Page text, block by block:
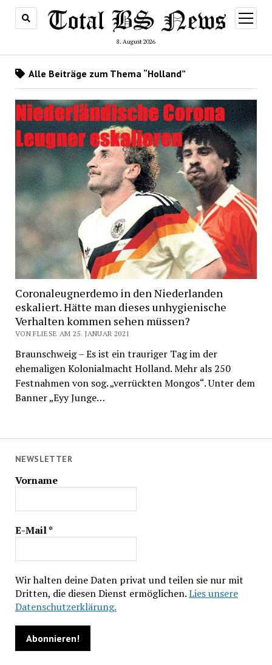
8. August 2026
Menü
öffnen
NEWSLETTER
Vorname
E-Mail*
Wir halten deine Daten privat und teilen sie nur mit
Dritten, die diesen Dienst ermöglichen.Lies unsere
Datenschutzerklärung.
Alle Beiträge zum Thema “Holland”
Coronaleugnerdemo in den Niederlanden
eskaliert. Hätte man dieses unhygienische
Verhalten kommen sehen müssen?
VON FLIESE AM 25. JANUAR 2021
Braunschweig – Es ist ein trauriger Tag im der
ehemaligen Kolonialmacht Holland. Mehr als 250
Festnahmen von sog. „verrückten Mongos“. Unter dem
Banner „Eyy Junge…